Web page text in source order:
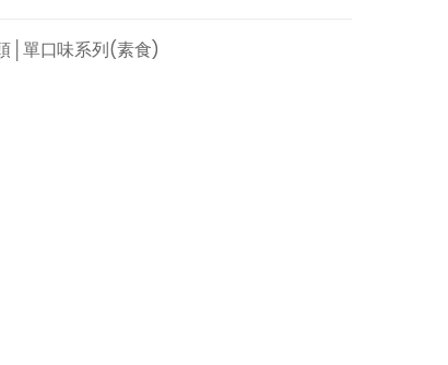
│單口味系列(素食)